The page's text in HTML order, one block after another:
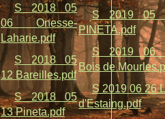
S 2018 05
06 Onesse-
Laharie.pdf
S 2018 05
12 Bareilles.pdf
S 2018 05
13 Pineta.pdf
S 2019 05
PINETA.pdf
S 2019 06
Bois de
S 2019 06 26
d'Estaing.pdf